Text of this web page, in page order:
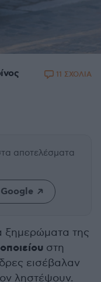
11 ΣΧΟΛΙΑ
αποτελέσματα
ξημερώματα της
στη
εισέβαλαν
ληστέψουν.